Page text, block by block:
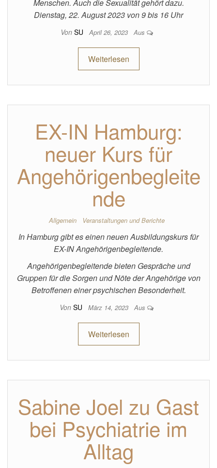
Menschen. Auch die Sexualität gehört dazu.
Dienstag, 22. August 2023 von 9 bis 16 Uhr
Von SU April 26, 2023 Aus
Weiterlesen
EX-IN Hamburg:
neuer Kurs für
Angehörigenbegleite
nde
Allgemein Veranstaltungen und Berichte
In Hamburg gibt es einen neuen Ausbildungskurs für
EX-IN Angehörigenbegleitende.
Angehörigenbegleitende bieten Gespräche und
Gruppen für die Sorgen und Nöte der Angehörige von
Betroffenen einer psychischen Besonderheit.
Von SU März 14, 2023 Aus
Weiterlesen
Sabine Joel zu Gast
bei Psychiatrie im
Alltag